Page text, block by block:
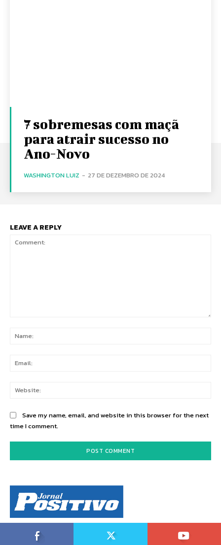
7 sobremesas com maçã
para atrair sucesso no
Ano-Novo
WASHINGTON LUIZ - 27 DE DEZEMBRO DE 2024
LEAVE A REPLY
Save my name, email, and website in this browser for the next
time I comment.